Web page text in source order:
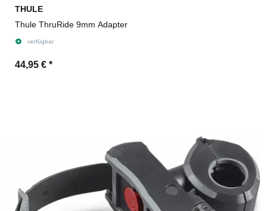
THULE
Thule ThruRide 9mm Adapter
verfügbar
44,95 € *